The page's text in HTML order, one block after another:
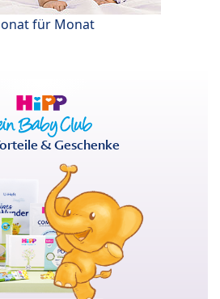
für Monat
& Geschenke